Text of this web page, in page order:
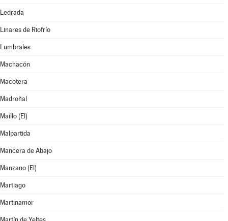
Ledrada
Linares de Riofrío
Lumbrales
Machacón
Macotera
Madroñal
Maíllo (El)
Malpartida
Mancera de Abajo
Manzano (El)
Martiago
Martinamor